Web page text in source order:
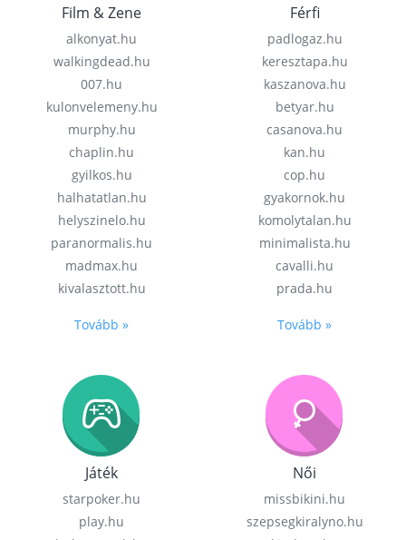
Film & Zene
alkonyat.hu
walkingdead.hu
007.hu
kulonvelemeny.hu
murphy.hu
chaplin.hu
gyilkos.hu
halhatatlan.hu
helyszinelo.hu
paranormalis.hu
madmax.hu
kivalasztott.hu
Tovább »
Férfi
padlogaz.hu
keresztapa.hu
kaszanova.hu
betyar.hu
casanova.hu
kan.hu
cop.hu
gyakornok.hu
komolytalan.hu
minimalista.hu
cavalli.hu
prada.hu
Tovább »
Játék
starpoker.hu
play.hu
Női
missbikini.hu
szepsegkiralyno.hu